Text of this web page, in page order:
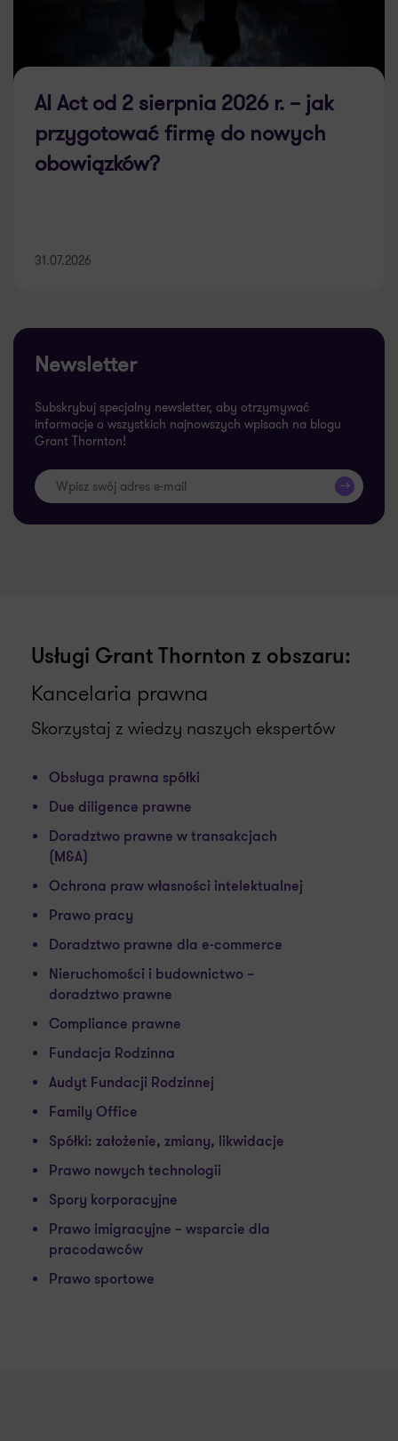
AI Act od 2 sierpnia 2026 r. – jak
przygotować firmę do nowych
obowiązków?
31.07.2026
Newsletter
Subskrybuj specjalny newsletter, aby otrzymywać
informacje o wszystkich najnowszych wpisach na blogu
Grant Thornton!
>>
Usługi Grant Thornton z obszaru:
Kancelaria prawna
Skorzystaj z wiedzy naszych ekspertów
Obsługa prawna spółki
Due diligence prawne
Doradztwo prawne w transakcjach
(M&A)
Ochrona praw własności intelektualnej
Prawo pracy
Doradztwo prawne dla e-commerce
Nieruchomości i budownictwo –
doradztwo prawne
Compliance prawne
Fundacja Rodzinna
Audyt Fundacji Rodzinnej
Family Office
Spółki: założenie, zmiany, likwidacje
Prawo nowych technologii
Spory korporacyjne
Prawo imigracyjne – wsparcie dla
pracodawców
Prawo sportowe